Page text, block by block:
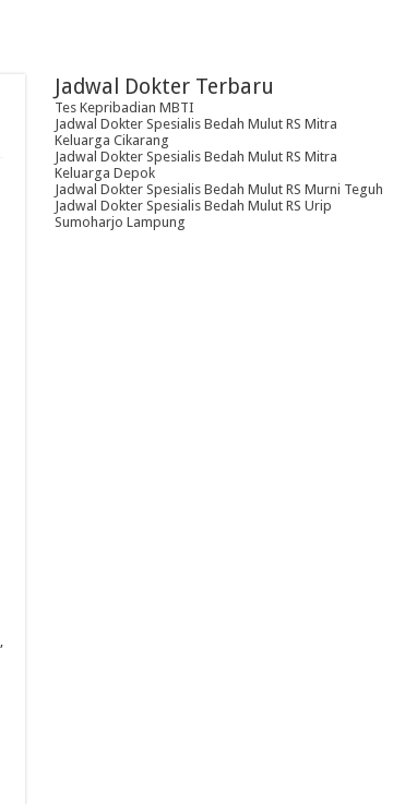
Jadwal Dokter Terbaru
Tes Kepribadian MBTI
Jadwal Dokter Spesialis Bedah Mulut RS Mitra
Keluarga Cikarang
Jadwal Dokter Spesialis Bedah Mulut RS Mitra
Keluarga Depok
Jadwal Dokter Spesialis Bedah Mulut RS Murni Teguh
Jadwal Dokter Spesialis Bedah Mulut RS Urip
Sumoharjo Lampung